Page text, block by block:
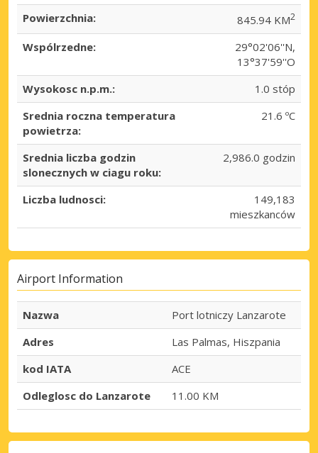
Powierzchnia: 845.94 KM2
Wspólrzedne:
29°02'06''N,
13°37'59''O
Wysokosc n.p.m.:
1.0 stóp
Srednia roczna temperatura
powietrza:
21.6 ºC
Srednia liczba godzin
slonecznych w ciagu roku:
2,986.0 godzin
Liczba ludnosci:
149,183
mieszkanców
Airport Information
Nazwa
Port lotniczy Lanzarote
Adres
Las Palmas, Hiszpania
kod IATA
ACE
Odleglosc do Lanzarote
11.00 KM